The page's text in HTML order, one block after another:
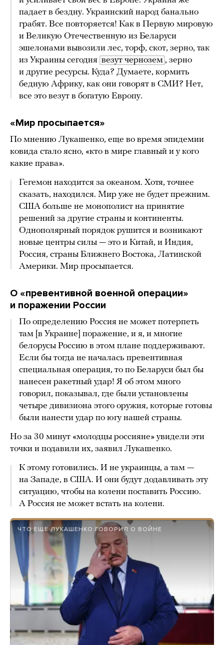
падает в бездну. Украинский народ банально
грабят. Все повторяется! Как в Первую мировую
и Великую Отечественную из Беларуси
эшелонами вывозили лес, торф, скот, зерно, так
из Украины сегодня везут чернозем , зерно
и другие ресурсы. Куда? Думаете, кормить
бедную Африку, как они говорят в СМИ? Нет,
все это везут в богатую Европу.
«Мир просыпается»
По мнению Лукашенко, еще во время эпидемии
ковида стало ясно, «кто в мире главный и у кого
какие права».
Гегемон находится за океаном. Хотя, точнее
сказать, находился. Мир уже не будет прежним.
США больше не монополист на принятие
решений за другие страны и континенты.
Однополярный порядок рушится и возникают
новые центры силы — это и Китай, и Индия,
Россия, страны Ближнего Востока, Латинской
Америки. Мир просыпается.
О «превентивной военной операции»
и поражении России
По определению Россия не может потерпеть
там [в Украине] поражение, и я, и многие
белорусы Россию в этом плане поддерживают.
Если бы тогда не началась превентивная
специальная операция, то по Беларуси был бы
нанесен ракетный удар! Я об этом много
говорил, показывал, где были установлены
четыре дивизиона этого оружия, которые готовы
были нанести удар по югу нашей страны.
Но за 30 минут «молодцы россияне» увидели эти
точки и подавили их, заявил Лукашенко.
К этому готовились. И не украинцы, а там —
на Западе, в США. И они будут додавливать эту
ситуацию, чтобы на колени поставить Россию.
А Россия не может встать на колени.
ЧТО ЕЩЕ ЛУКАШЕНКО ГОВОРИЛ О ВОЙНЕ